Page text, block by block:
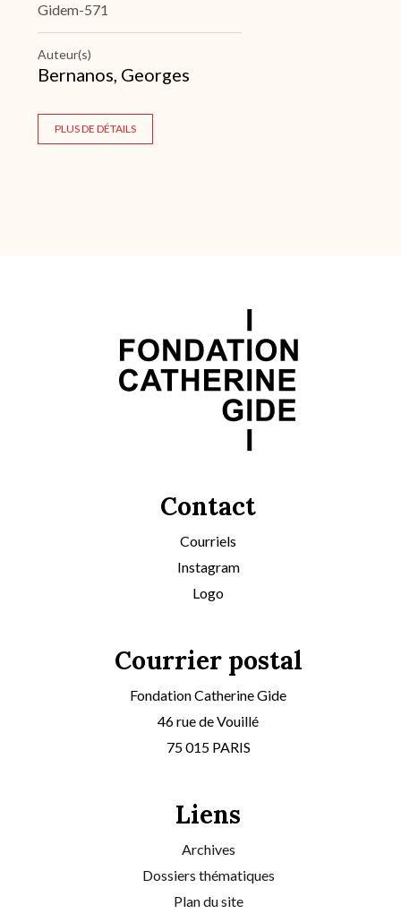
Gidem-571
Auteur(s)
Bernanos, Georges
PLUS DE DÉTAILS
Contact
Courriels
Instagram
Logo
Courrier postal
Fondation Catherine Gide
46 rue de Vouillé
75 015 PARIS
Liens
Archives
Dossiers thématiques
Plan du site